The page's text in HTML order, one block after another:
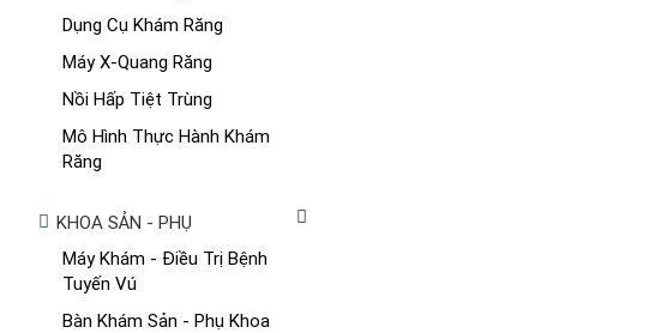
Dụng Cụ Khám Răng
Máy X-Quang Răng
Nồi Hấp Tiệt Trùng
Mô Hình Thực Hành Khám
Răng
KHOA SẢN - PHỤ
Máy Khám - Điều Trị Bệnh
Tuyến Vú
Bàn Khám Sản - Phụ Khoa